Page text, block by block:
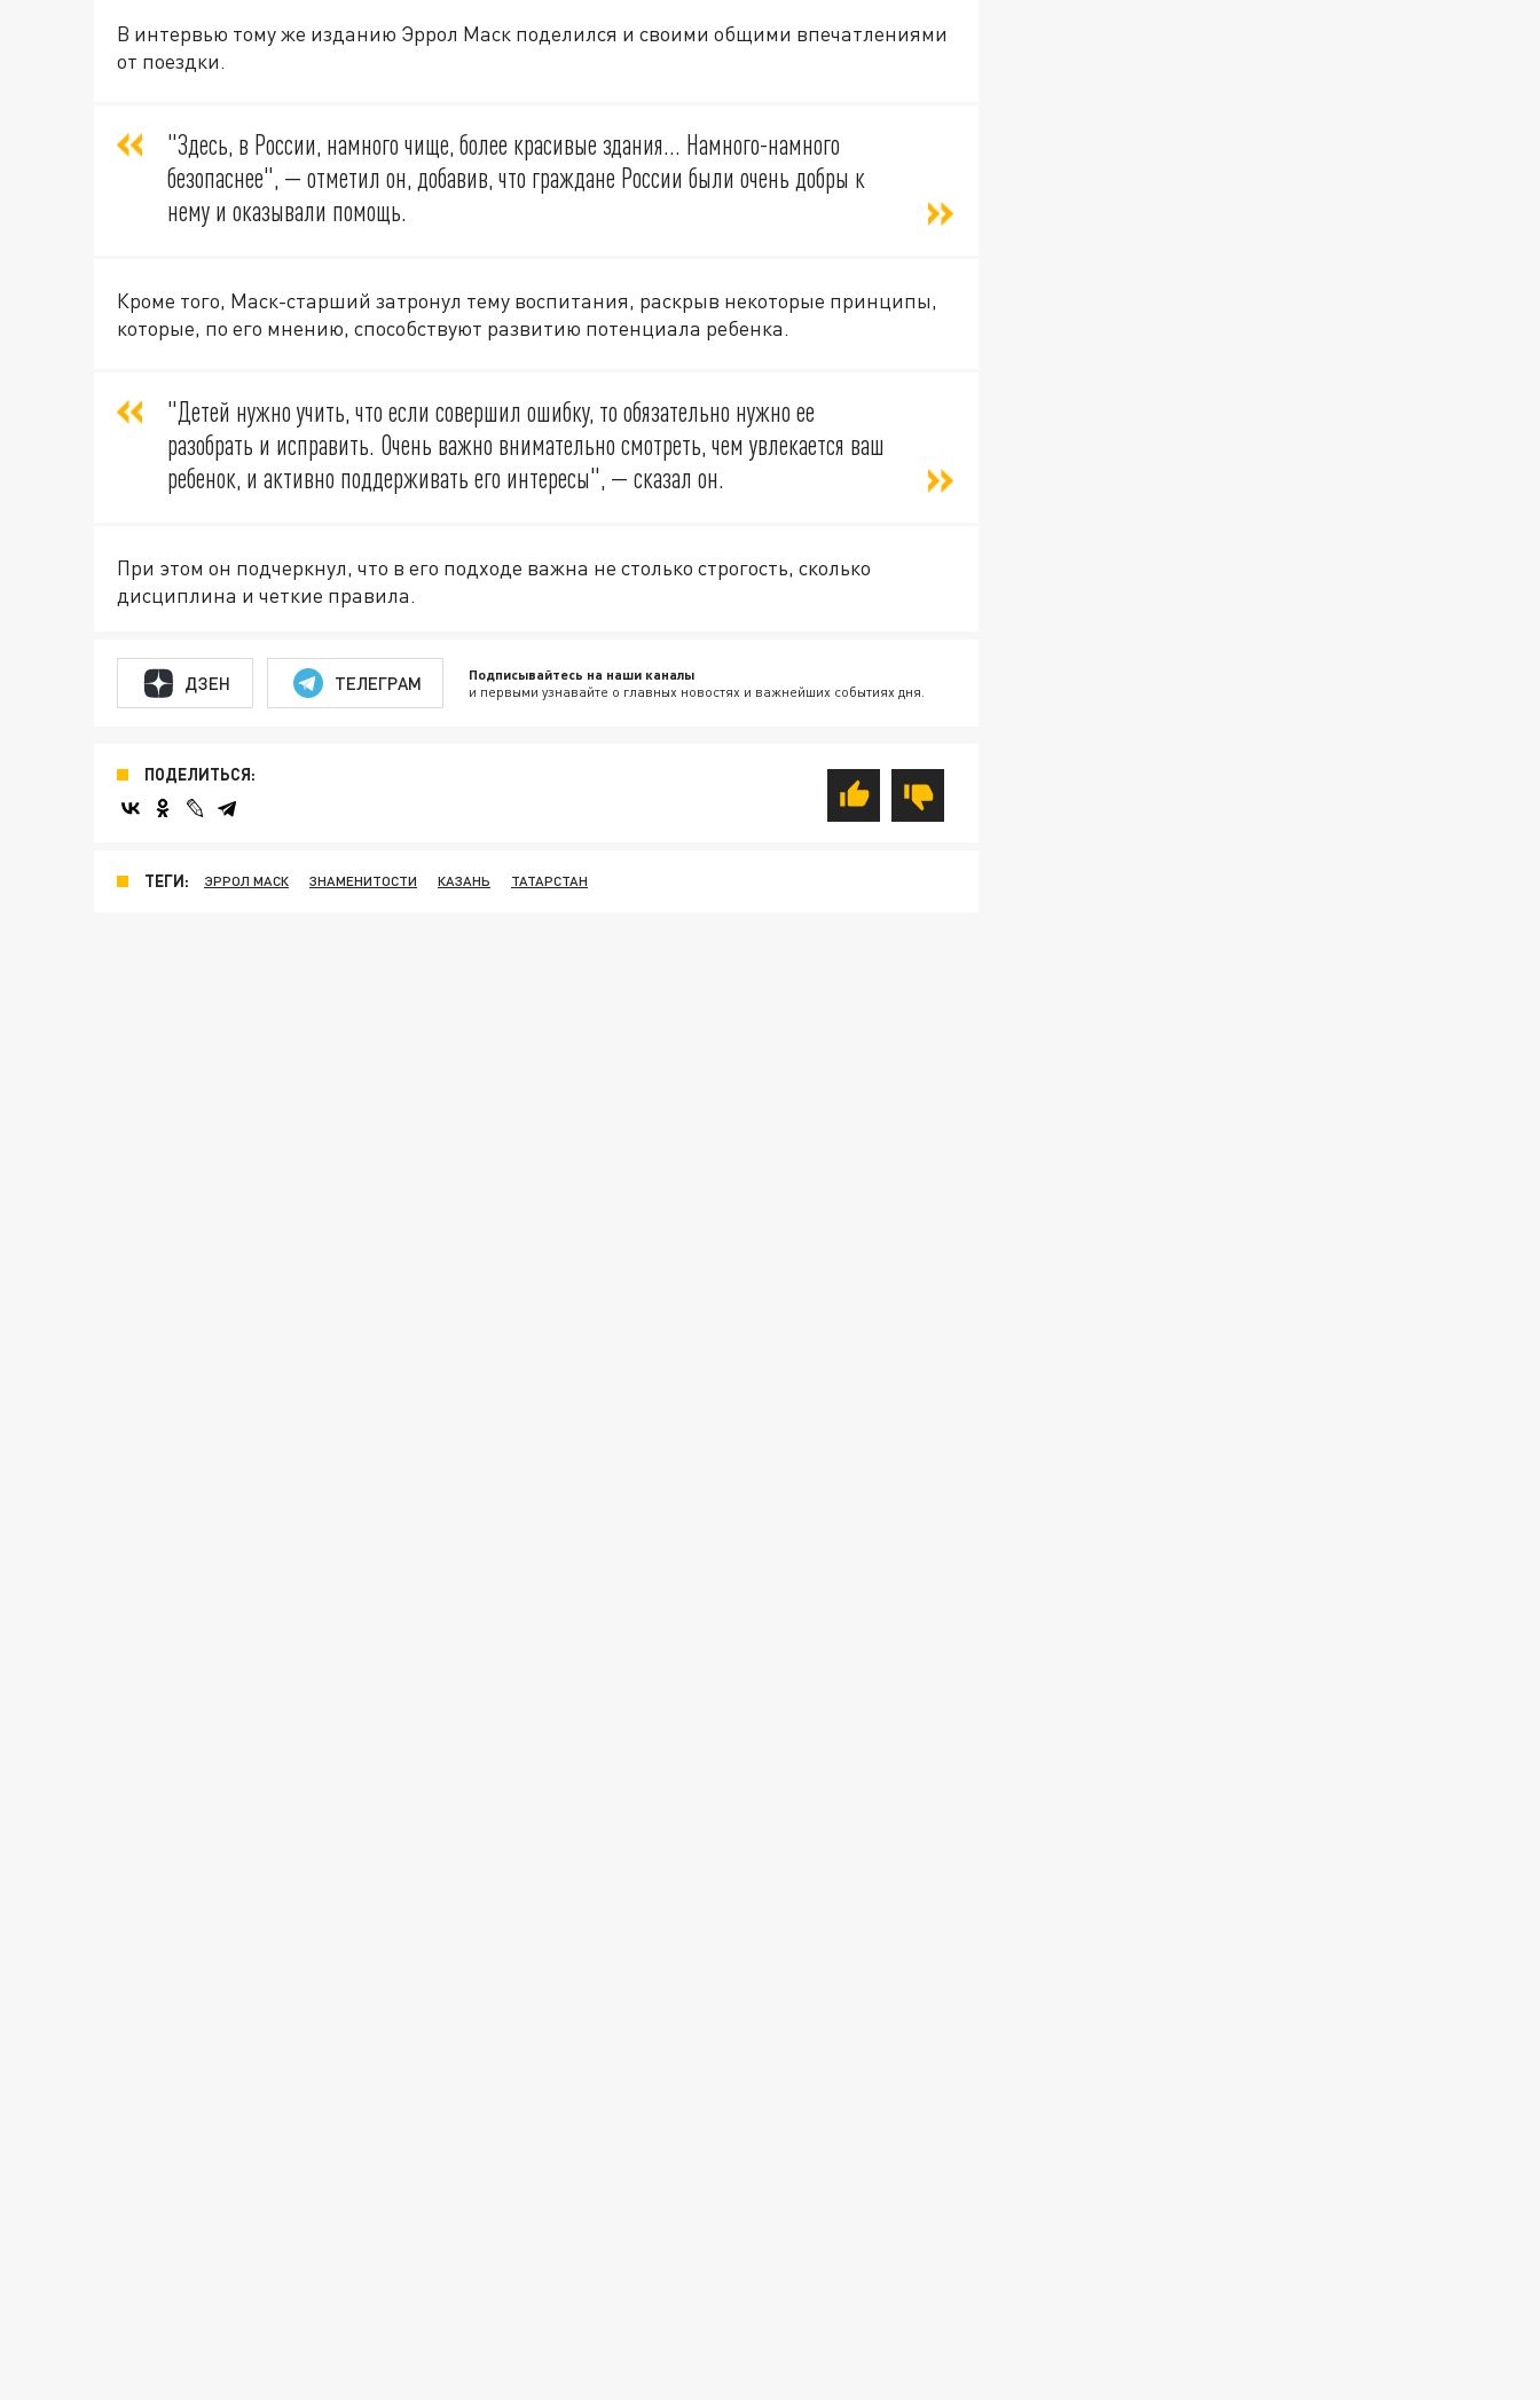
В интервью тому же изданию Эррол Маск поделился и своими общими впечатлениями
от поездки.
"Здесь, в России, намного чище, более красивые здания... Намного-намного
безопаснее", — отметил он, добавив, что граждане России были очень добры к
нему и оказывали помощь.
Кроме того, Маск-старший затронул тему воспитания, раскрыв некоторые принципы,
которые, по его мнению, способствуют развитию потенциала ребенка.
"Детей нужно учить, что если совершил ошибку, то обязательно нужно ее
разобрать и исправить. Очень важно внимательно смотреть, чем увлекается ваш
ребенок, и активно поддерживать его интересы", — сказал он.
При этом он подчеркнул, что в его подходе важна не столько строгость, сколько
дисциплина и четкие правила.
ДЗЕН ТЕЛЕГРАМ Подписывайтесь на наши каналы
и первыми узнавайте о главных новостях и важнейших событиях дня.
ПОДЕЛИТЬСЯ:
ТЕГИ: ЭРРОЛ МАСК ЗНАМЕНИТОСТИ КАЗАНЬ ТАТАРСТАН